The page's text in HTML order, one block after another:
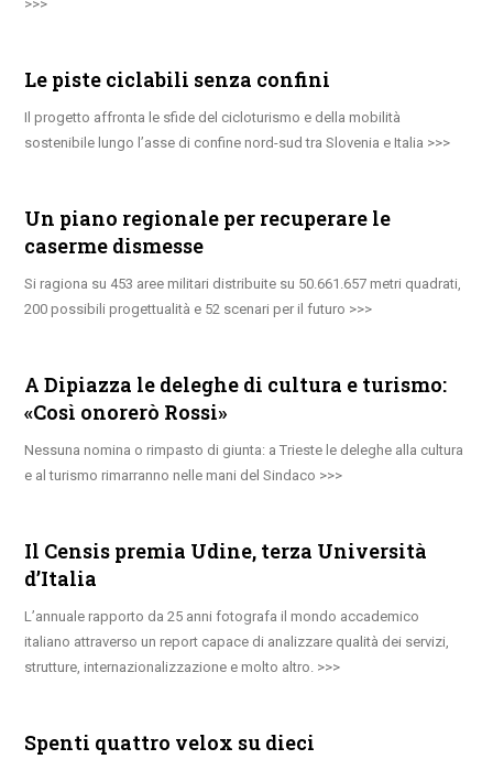
Le piste ciclabili senza confini
Il progetto affronta le sfide del cicloturismo e della mobilità
sostenibile lungo l’asse di confine nord-sud tra Slovenia e Italia
Un piano regionale per recuperare le
caserme dismesse
Si ragiona su 453 aree militari distribuite su 50.661.657 metri quadrati,
200 possibili progettualità e 52 scenari per il futuro
A Dipiazza le deleghe di cultura e turismo:
«Così onorerò Rossi»
Nessuna nomina o rimpasto di giunta: a Trieste le deleghe alla cultura
e al turismo rimarranno nelle mani del Sindaco
Il Censis premia Udine, terza Università
d’Italia
L’annuale rapporto da 25 anni fotografa il mondo accademico
italiano attraverso un report capace di analizzare qualità dei servizi,
strutture, internazionalizzazione e molto altro.
Spenti quattro velox su dieci